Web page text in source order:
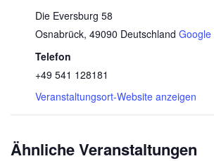
Die Eversburg 58
Osnabrück, 49090 Deutschland Google
Telefon
+49 541 128181
Veranstaltungsort-Website anzeigen
Ähnliche Veranstaltungen